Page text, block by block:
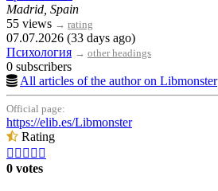
Madrid, Spain
55 views → rating
07.07.2026 (33 days ago)
Психология → other headings
0 subscribers
All articles of the author on Libmonster
Official page:
https://elib.es/Libmonster
Rating
    
0 votes